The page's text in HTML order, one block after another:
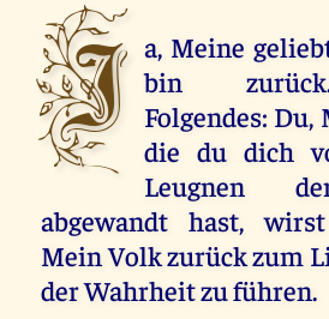
J a, Meine
bin
Folgendes: Du,
die du dich
Leugnen
abgewandt hast,
Mein Volk zurück zum
der Wahrheit zu führen.